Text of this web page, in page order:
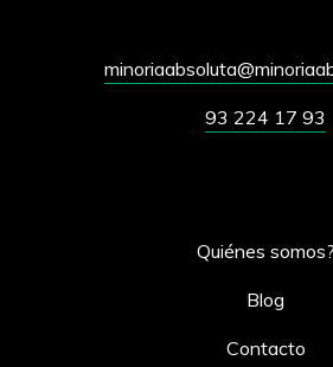
93 224 17 93
Quiénes somos?
Blog
Contacto